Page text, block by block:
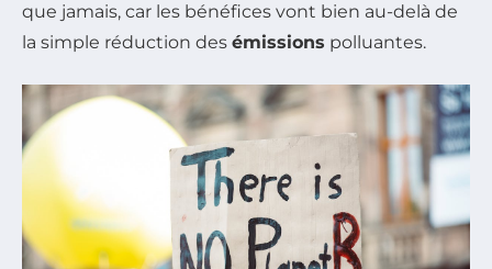
que jamais, car les bénéfices vont bien au-delà de
la simple réduction des émissions polluantes.